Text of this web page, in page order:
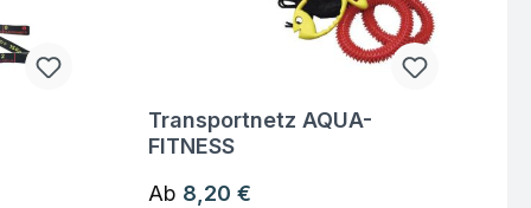
Fragen zum Artikel
Transportnetz AQUA-
FITNESS
Regulärer Preis:
Ab 8,20 €